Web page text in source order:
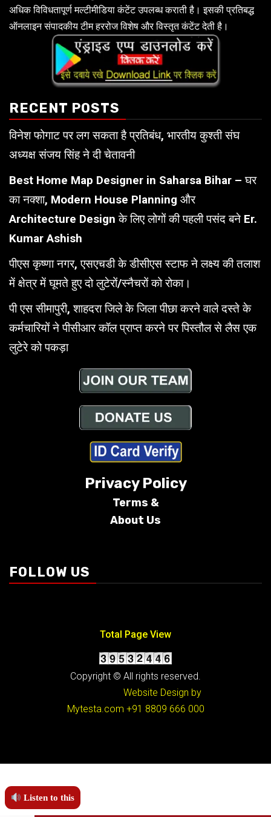
अधिक विविधतापूर्ण मल्टीमीडिया कंटेंट उपलब्ध कराती है। इसकी प्रतिबद्ध
ऑनलाइन संपादकीय टीम हररोज विशेष और विस्तृत कंटेंट देती है।
RECENT POSTS
विनेश फोगाट पर लग सकता है प्रतिबंध, भारतीय कुश्ती संघ
अध्यक्ष संजय सिंह ने दी चेतावनी
Best Home Map Designer in Saharsa Bihar – घर
का नक्शा, Modern House Planning और
Architecture Design के लिए लोगों की पहली पसंद बने Er.
Kumar Ashish
पीएस कृष्णा नगर, एसएचडी के डीसीएस स्टाफ ने लक्ष्य की तलाश
में क्षेत्र में घूमते हुए दो लुटेरों/स्नैचरों को रोका।
पी एस सीमापुरी, शाहदरा जिले के जिला पीछा करने वाले दस्ते के
कर्मचारियों ने पीसीआर कॉल प्राप्त करने पर पिस्तौल से लैस एक
लुटेरे को पकड़ा
Privacy Policy
Terms &
About Us
FOLLOW US
Total Page View
Copyright © All rights reserved.
Website Design by
Mytesta.com +91 8809 666 000
Listen to this